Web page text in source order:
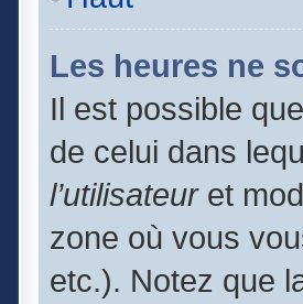
Les heures ne
Il est possible
de celui dans
l’utilisateuret
zone où vous
etc.). Notez que